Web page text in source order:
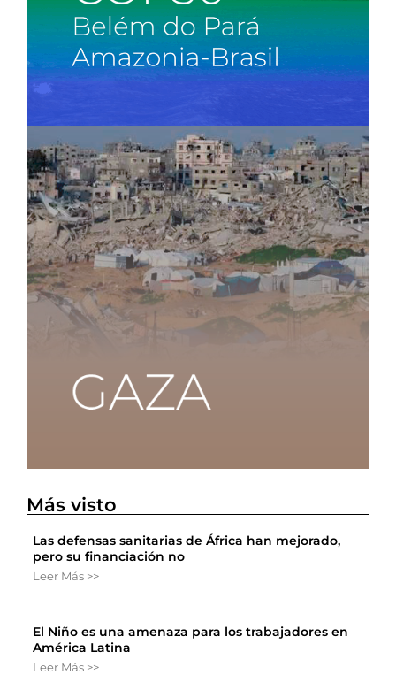
Más visto
Las defensas sanitarias de África han mejorado,
pero su financiación no
Leer Más >>
El Niño es una amenaza para los trabajadores en
América Latina
Leer Más >>